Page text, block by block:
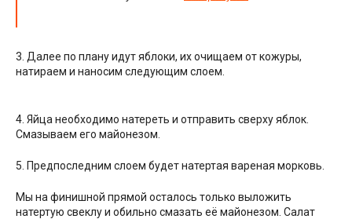
3. Далее по плану идут яблоки, их очищаем от кожуры,
натираем и наносим следующим слоем.
4. Яйца необходимо натереть и отправить сверху яблок.
Смазываем его майонезом.
5. Предпоследним слоем будет натертая вареная морковь.
Мы на финишной прямой осталось только выложить
натертую свеклу и обильно смазать её майонезом. Салат